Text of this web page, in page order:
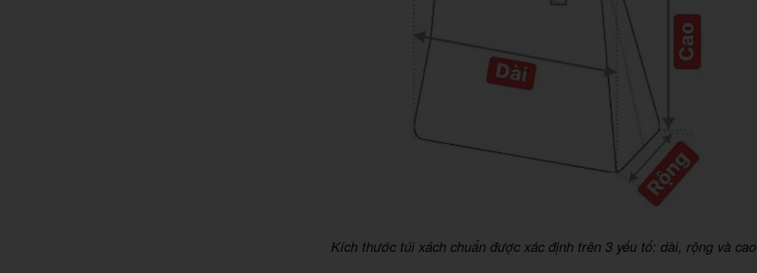
Kích thước túi xách chuẩn được xác định trên 3 yếu tố: dài, rộng và cao